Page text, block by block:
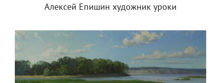
Алексей Епишин художник уроки